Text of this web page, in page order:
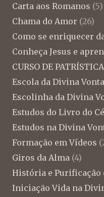
Carta aos Romanos (5)
Chama do Amor (26)
Como se enriquecer
Conheça Jesus e
CURSO DE
Escola da Divina
Escolinha da Divina
Estudos do Livro do
Estudos na Divina
Formação em Vídeos
Giros da Alma (4)
História e Purificação
Iniciação Vida na